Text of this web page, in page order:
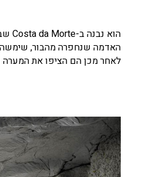
האדמה שנחפרה מהבור, שימשה
לאחר מכן הם הציפו את המערה